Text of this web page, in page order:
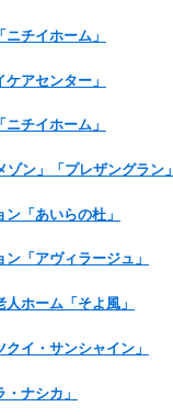
チイホーム」
アセンター」
チイホーム」
ン」「プレザングラン」
「あいらの杜」
「アヴィラージュ」
ホーム「そよ風」
イ・サンシャイン」
ナシカ」